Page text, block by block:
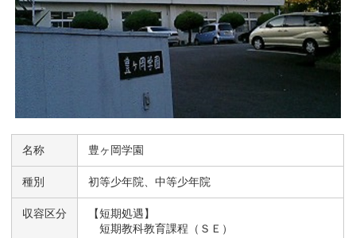
名称 豊ヶ岡学園
種別 初等少年院、中等少年院
収容区分
【短期処遇】
短期教科教育課程（ＳＥ）